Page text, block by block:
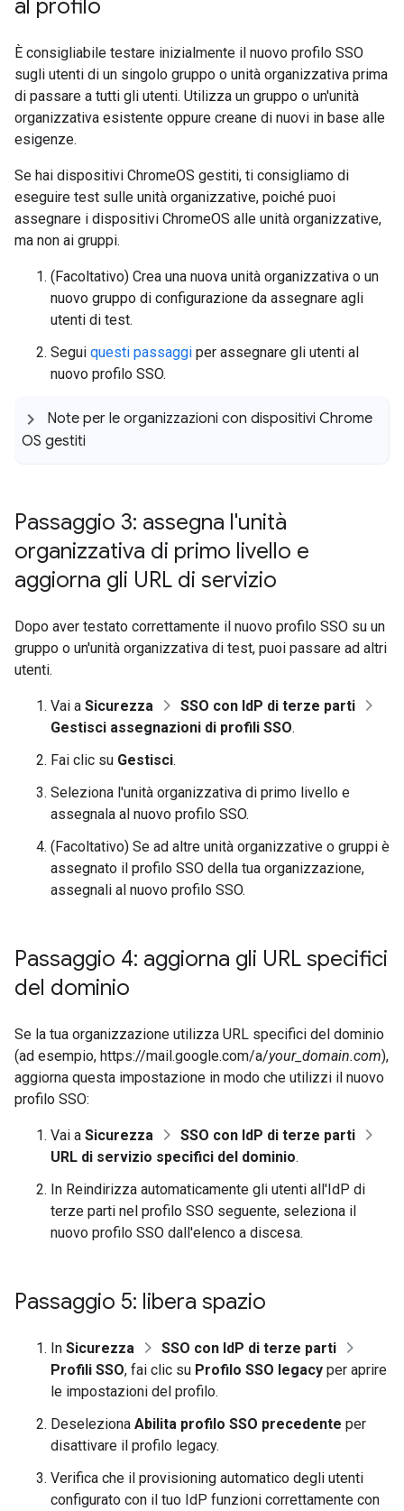
al profilo
È consigliabile testare inizialmente il nuovo profilo SSO
sugli utenti di un singolo gruppo o unità organizzativa prima
di passare a tutti gli utenti. Utilizza un gruppo o un'unità
organizzativa esistente oppure creane di nuovi in base alle
esigenze.
Se hai dispositivi ChromeOS gestiti, ti consigliamo di
eseguire test sulle unità organizzative, poiché puoi
assegnare i dispositivi ChromeOS alle unità organizzative,
ma non ai gruppi.
(Facoltativo) Crea una nuova unità organizzativa o un
nuovo gruppo di configurazione da assegnare agli
utenti di test.
Segui questi passaggi per assegnare gli utenti al
nuovo profilo SSO.
Note per le organizzazioni con dispositivi Chrome
OS gestiti
Passaggio 3: assegna l'unità
organizzativa di primo livello e
aggiorna gli URL di servizio
Dopo aver testato correttamente il nuovo profilo SSO su un
gruppo o un'unità organizzativa di test, puoi passare ad altri
utenti.
Vai a Sicurezza
SSO con IdP di terze parti
Gestisci assegnazioni di profili SSO.
Fai clic su Gestisci.
Seleziona l'unità organizzativa di primo livello e
assegnala al nuovo profilo SSO.
(Facoltativo) Se ad altre unità organizzative o gruppi è
assegnato il profilo SSO della tua organizzazione,
assegnali al nuovo profilo SSO.
Passaggio 4: aggiorna gli URL specifici
del dominio
Se la tua organizzazione utilizza URL specifici del dominio
(ad esempio, https://mail.google.com/a/your_domain.com),
aggiorna questa impostazione in modo che utilizzi il nuovo
profilo SSO:
Vai a Sicurezza
SSO con IdP di terze parti
URL di servizio specifici del dominio.
In Reindirizza automaticamente gli utenti all'IdP di
terze parti nel profilo SSO seguente, seleziona il
nuovo profilo SSO dall'elenco a discesa.
Passaggio 5: libera spazio
In Sicurezza
SSO con IdP di terze parti
Profili SSO, fai clic su Profilo SSO legacy per aprire
le impostazioni del profilo.
Deseleziona Abilita profilo SSO precedente per
disattivare il profilo legacy.
Verifica che il provisioning automatico degli utenti
configurato con il tuo IdP funzioni correttamente con